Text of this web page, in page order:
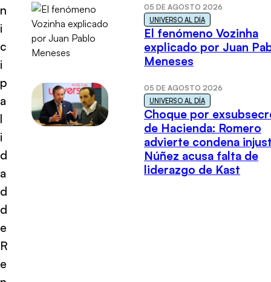
n
i
c
i
p
a
l
i
d
a
d
d
e
R
e
05 DE AGOSTO 2026
UNIVERSO AL DÍA
El fenómeno Vozinha
explicado por Juan
Meneses
05 DE AGOSTO 2026
UNIVERSO AL DÍA
Choque por
de Hacienda: Romero
advierte condena
Núñez acusa falta de
liderazgo de Kast